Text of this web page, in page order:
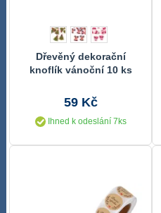
Dřevěný dekorační
knoflík vánoční 10 ks
59 Kč
Ihned k odeslání 7ks